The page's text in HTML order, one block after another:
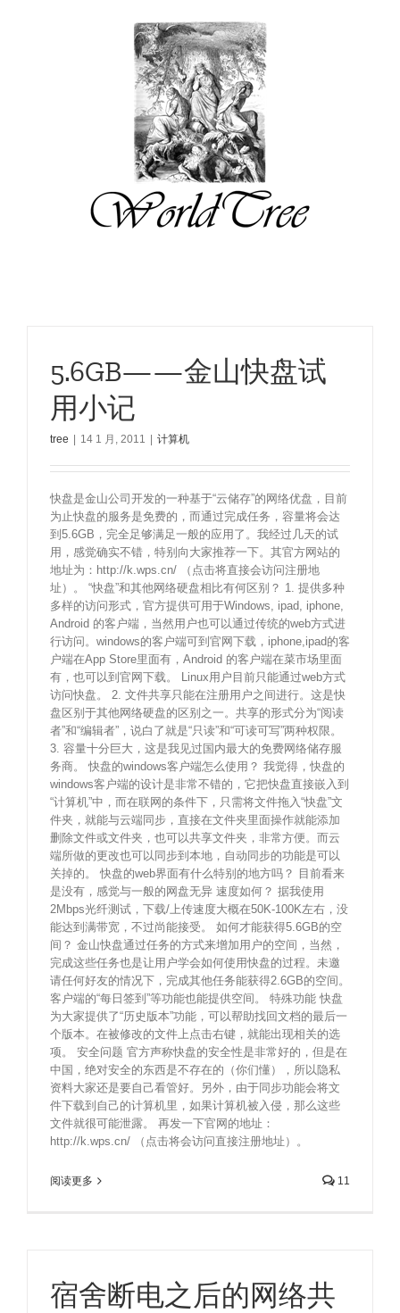
5.6GB——金山快盘试
用小记
tree 14 1 月, 2011 计算机
快盘是金山公司开发的一种基于“云储存”的网络优盘，目前
为止快盘的服务是免费的，而通过完成任务，容量将会达
到5.6GB，完全足够满足一般的应用了。我经过几天的试
用，感觉确实不错，特别向大家推荐一下。其官方网站的
地址为：http://k.wps.cn/ （点击将直接会访问注册地
址）。 “快盘”和其他网络硬盘相比有何区别？ 1. 提供多种
多样的访问形式，官方提供可用于Windows, ipad, iphone,
Android 的客户端，当然用户也可以通过传统的web方式进
行访问。windows的客户端可到官网下载，iphone,ipad的客
户端在App Store里面有，Android 的客户端在菜市场里面
有，也可以到官网下载。 Linux用户目前只能通过web方式
访问快盘。 2. 文件共享只能在注册用户之间进行。这是快
盘区别于其他网络硬盘的区别之一。共享的形式分为“阅读
者”和“编辑者”，说白了就是“只读”和“可读可写”两种权限。
3. 容量十分巨大，这是我见过国内最大的免费网络储存服
务商。 快盘的windows客户端怎么使用？ 我觉得，快盘的
windows客户端的设计是非常不错的，它把快盘直接嵌入到
“计算机”中，而在联网的条件下，只需将文件拖入“快盘”文
件夹，就能与云端同步，直接在文件夹里面操作就能添加
删除文件或文件夹，也可以共享文件夹，非常方便。而云
端所做的更改也可以同步到本地，自动同步的功能是可以
关掉的。 快盘的web界面有什么特别的地方吗？ 目前看来
是没有，感觉与一般的网盘无异 速度如何？ 据我使用
2Mbps光纤测试，下载/上传速度大概在50K-100K左右，没
能达到满带宽，不过尚能接受。 如何才能获得5.6GB的空
间？ 金山快盘通过任务的方式来增加用户的空间，当然，
完成这些任务也是让用户学会如何使用快盘的过程。未邀
请任何好友的情况下，完成其他任务能获得2.6GB的空间。
客户端的“每日签到”等功能也能提供空间。 特殊功能 快盘
为大家提供了“历史版本”功能，可以帮助找回文档的最后一
个版本。在被修改的文件上点击右键，就能出现相关的选
项。 安全问题 官方声称快盘的安全性是非常好的，但是在
中国，绝对安全的东西是不存在的（你们懂），所以隐私
资料大家还是要自己看管好。另外，由于同步功能会将文
件下载到自己的计算机里，如果计算机被入侵，那么这些
文件就很可能泄露。 再发一下官网的地址：
http://k.wps.cn/ （点击将会访问直接注册地址）。
阅读更多 11
宿舍断电之后的网络共